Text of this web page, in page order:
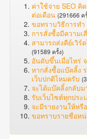
ค่าใช้จ่าย SEO คิ
ต่อเดือน (291666 ค
ขอทราบวิธีการทำ
การสั่งซื้อมีความเ
สามารถส่งคีย์เวิร์
(91589 ครั้ง)
อันดับขึ้นเมื่อไหร่
หากสั่งซื้อแบ๊คลิ้ง
เว็บปกติไหมครับ
จะได้แบ๊คลิ้งกลับม
รับเว็บไซต์ทุกประ
จะมีรายงานให้หรื
ขอทราบรายชื่อห